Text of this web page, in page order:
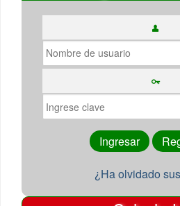
¿Ha olvidado